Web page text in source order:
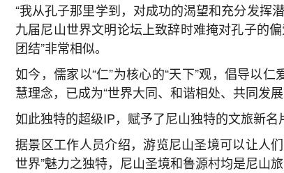
“我从孔子那里学到，对成功的渴望和充分发挥
九届尼山世界文明论坛上致辞时难掩对孔子的
团结”非常相似。
如今，儒家以“仁”为核心的“天下”观，倡导以
慧理念，已成为“世界大同、和谐相处、共同发
如此独特的超级IP，赋予了尼山独特的文旅新名
据景区工作人员介绍，游览尼山圣境可以让人
世界”魅力之独特，尼山圣境和鲁源村均是尼山